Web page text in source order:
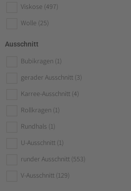
Viskose (497)
Wolle (25)
Ausschnitt
Bubikragen (1)
gerader Ausschnitt (3)
Karree-Ausschnitt (4)
Rollkragen (1)
Rundhals (1)
U-Ausschnitt (1)
runder Ausschnitt (553)
V-Ausschnitt (129)